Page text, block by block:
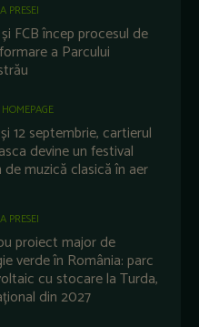
PRESEI
FCB încep procesul de
a Parcului
și 12 septembrie, cartierul
devine un festival
de muzică clasică în aer
PRESEI
proiect major de
verde în România: parc
cu stocare la Turda,
din 2027